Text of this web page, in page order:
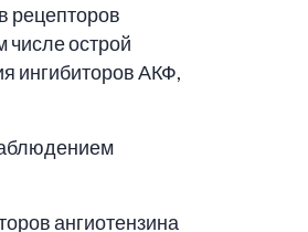
рецепторов
числе острой
ингибиторов АКФ,
ангиотензина